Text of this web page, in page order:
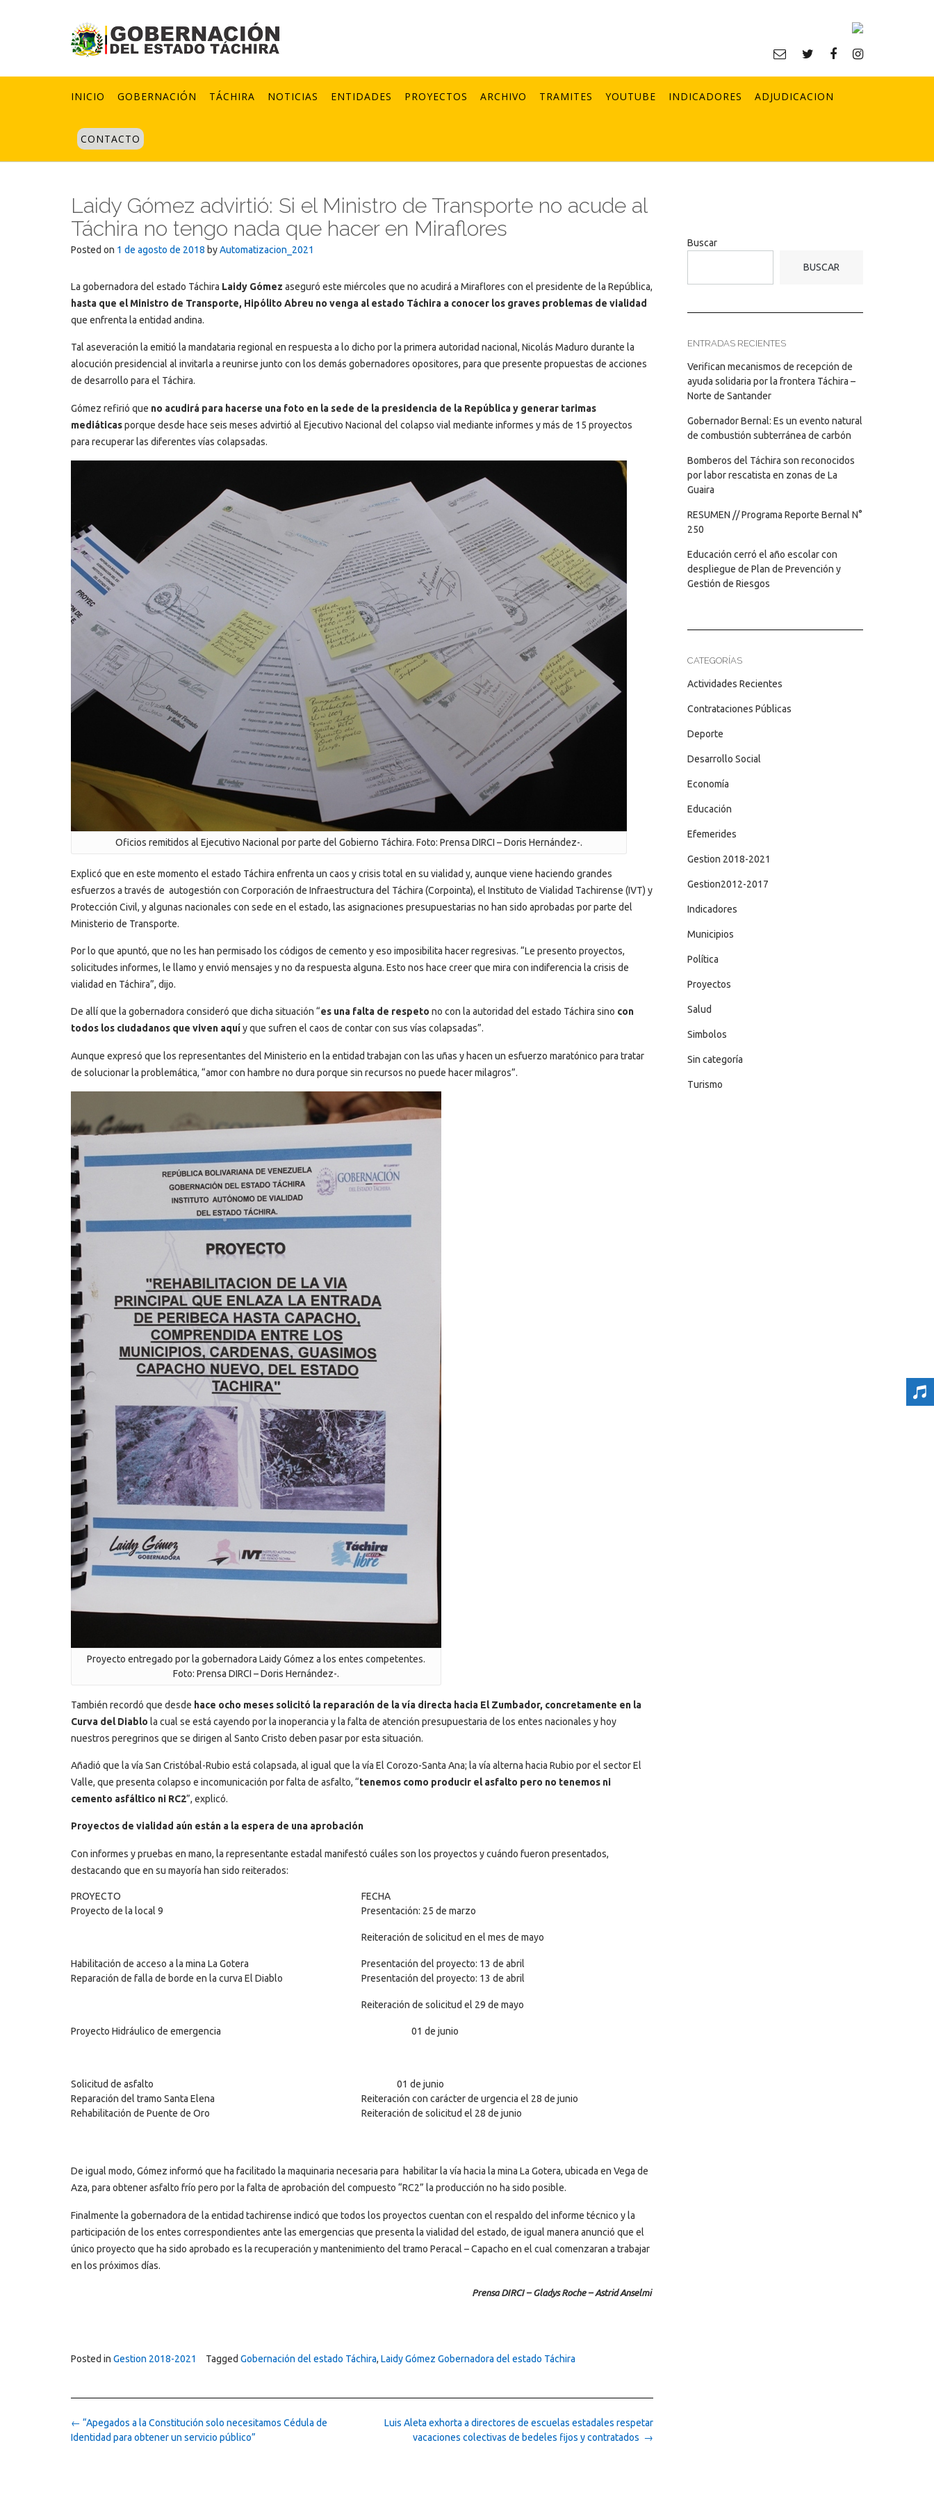
INICIO GOBERNACIÓN TÁCHIRA NOTICIAS ENTIDADES PROYECTOS ARCHIVO TRAMITES YOUTUBE INDICADORES ADJUDICACION
CONTACTO
Laidy Gómez advirtió: Si el Ministro de Transporte no acude al
Táchira no tengo nada que hacer en Miraflores
Posted on 1 de agosto de 2018 byAutomatizacion_2021
La gobernadora del estado Táchira Laidy Gómez aseguró este miércoles que no acudirá a Miraflores con el presidente de la República,
hasta que el Ministro de Transporte, Hipólito Abreu no venga al estado Táchira a conocer los graves problemas de vialidad
que enfrenta la entidad andina.
Tal aseveración la emitió la mandataria regional en respuesta a lo dicho por la primera autoridad nacional, Nicolás Maduro durante la
alocución presidencial al invitarla a reunirse junto con los demás gobernadores opositores, para que presente propuestas de acciones
de desarrollo para el Táchira.
Gómez refirió que no acudirá para hacerse una foto en la sede de la presidencia de la República y generar tarimas
mediáticasporque desde hace seis meses advirtió al Ejecutivo Nacional del colapso vial mediante informes y más de 15 proyectos
para recuperar las diferentes vías colapsadas.
Oficios remitidos al Ejecutivo Nacional por parte del Gobierno Táchira. Foto: Prensa DIRCI – Doris Hernández-.
Explicó que en este momento el estado Táchira enfrenta un caos y crisis total en su vialidad y, aunque viene haciendo grandes
esfuerzos a través de autogestión con Corporación de Infraestructura del Táchira (Corpointa), el Instituto de Vialidad Tachirense (IVT) y
Protección Civil, y algunas nacionales con sede en el estado, las asignaciones presupuestarias no han sido aprobadas por parte del
Ministerio de Transporte.
Por lo que apuntó, que no les han permisado los códigos de cemento y eso imposibilita hacer regresivas. “Le presento proyectos,
solicitudes informes, le llamo y envió mensajes y no da respuesta alguna. Esto nos hace creer que mira con indiferencia la crisis de
vialidad en Táchira”, dijo.
De allí que la gobernadora consideró que dicha situación “es una falta de respeto no con la autoridad del estado Táchira sino con
todos los ciudadanos que viven aquíy que sufren el caos de contar con sus vías colapsadas”.
Aunque expresó que los representantes del Ministerio en la entidad trabajan con las uñas y hacen un esfuerzo maratónico para tratar
de solucionar la problemática, “amor con hambre no dura porque sin recursos no puede hacer milagros”.
Proyecto entregado por la gobernadora Laidy Gómez a los entes competentes.
Foto: Prensa DIRCI – Doris Hernández-.
También recordó que desde hace ocho meses solicitó la reparación de la vía directa hacia El Zumbador, concretamente en la
Curva del Diablo la cual se está cayendo por la inoperancia y la falta de atención presupuestaria de los entes nacionales y hoy
nuestros peregrinos que se dirigen al Santo Cristo deben pasar por esta situación.
Añadió que la vía San Cristóbal-Rubio está colapsada, al igual que la vía El Corozo-Santa Ana; la vía alterna hacia Rubio por el sector El
Valle, que presenta colapso e incomunicación por falta de asfalto, “tenemos como producir el asfalto pero no tenemos ni
cemento asfáltico ni RC2”, explicó.
Proyectos de vialidad aún están a la espera de una aprobación
Con informes y pruebas en mano, la representante estadal manifestó cuáles son los proyectos y cuándo fueron presentados,
destacando que en su mayoría han sido reiterados:
PROYECTO
FECHA
Proyecto de la local 9
Presentación: 25 de marzo
Reiteración de solicitud en el mes de mayo
Habilitación de acceso a la mina La Gotera
Presentación del proyecto: 13 de abril
Reparación de falla de borde en la curva El Diablo
Presentación del proyecto: 13 de abril
Reiteración de solicitud el 29 de mayo
Proyecto Hidráulico de emergencia 01 de junio
Solicitud de asfalto
01 de junio
Reparación del tramo Santa Elena
Reiteración con carácter de urgencia el 28 de junio
Rehabilitación de Puente de Oro
Reiteración de solicitud el 28 de junio
De igual modo, Gómez informó que ha facilitado la maquinaria necesaria para habilitar la vía hacia la mina La Gotera, ubicada en Vega de
Aza, para obtener asfalto frío pero por la falta de aprobación del compuesto “RC2” la producción no ha sido posible.
Finalmente la gobernadora de la entidad tachirense indicó que todos los proyectos cuentan con el respaldo del informe técnico y la
participación de los entes correspondientes ante las emergencias que presenta la vialidad del estado, de igual manera anunció que el
único proyecto que ha sido aprobado es la recuperación y mantenimiento del tramo Peracal – Capacho en el cual comenzaran a trabajar
en los próximos días.
Prensa DIRCI – Gladys Roche – Astrid Anselmi
Posted in Gestion 2018-2021 Tagged Gobernación del estado Táchira, Laidy Gómez Gobernadora del estado Táchira
Post
navigation
Luis Aleta exhorta a directores de escuelas estadales respetar
vacaciones colectivas de bedeles fijos y contratados →
← “Apegados a la Constitución solo necesitamos Cédula de
Identidad para obtener un servicio público”
Buscar
BUSCAR
ENTRADAS RECIENTES
Verifican mecanismos de recepción de
ayuda solidaria por la frontera Táchira –
Norte de Santander
Gobernador Bernal: Es un evento natural
de combustión subterránea de carbón
Bomberos del Táchira son reconocidos
por labor rescatista en zonas de La
Guaira
RESUMEN // Programa Reporte Bernal N°
250
Educación cerró el año escolar con
despliegue de Plan de Prevención y
Gestión de Riesgos
CATEGORÍAS
Actividades Recientes
Contrataciones Públicas
Deporte
Desarrollo Social
Economía
Educación
Efemerides
Gestion 2018-2021
Gestion2012-2017
Indicadores
Municipios
Política
Proyectos
Salud
Simbolos
Sin categoría
Turismo